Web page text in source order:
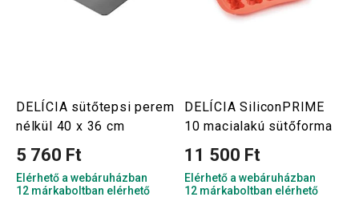
DELÍCIA sütőtepsi perem
nélkül 40 x 36 cm
5 760 Ft
Elérhető a webáruházban
12 márkaboltban elérhető
DELÍCIA SiliconPRIME
10 macialakú sütőforma
11 500 Ft
Elérhető a webáruházban
12 márkaboltban elérhető